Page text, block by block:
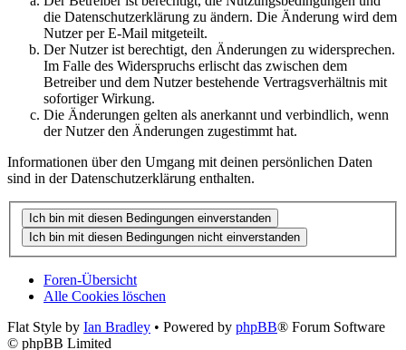
die Datenschutzerklärung zu ändern. Die Änderung wird dem
Nutzer per E-Mail mitgeteilt.
Der Nutzer ist berechtigt, den Änderungen zu widersprechen.
Im Falle des Widerspruchs erlischt das zwischen dem
Betreiber und dem Nutzer bestehende Vertragsverhältnis mit
sofortiger Wirkung.
Die Änderungen gelten als anerkannt und verbindlich, wenn
der Nutzer den Änderungen zugestimmt hat.
Informationen über den Umgang mit deinen persönlichen Daten
sind in der Datenschutzerklärung enthalten.
Foren-Übersicht
Alle Cookies löschen
Flat Style by Ian Bradley • Powered by phpBB® Forum Software
© phpBB Limited